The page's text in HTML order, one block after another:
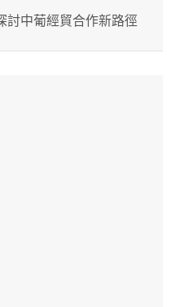
討中葡經貿合作新路徑